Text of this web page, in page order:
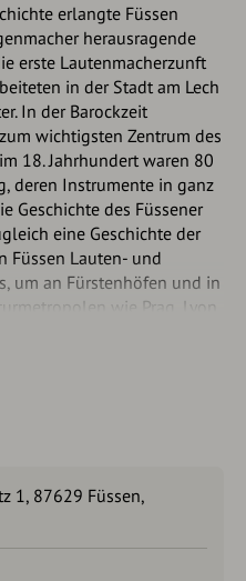
erlangte Füssen
herausragende
erste Lautenmacherzunft
in der Stadt am Lech
In der Barockzeit
wichtigsten Zentrum des
18. Jahrhundert waren 80
deren Instrumente in ganz
Geschichte des Füssener
eine Geschichte der
Füssen Lauten- und
um an Fürstenhöfen und in
wie Prag, Lyon
Füssenern fast
unter den etwa
gebürtige Franz
dessen außergewöhnlich
setzte, dass sich Wien im
London als führendes
1, 87629 Füssen,